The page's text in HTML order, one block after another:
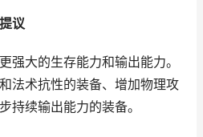
议
强大的生存能力和输出能力。
法术抗性的装备、增加物理攻
持续输出能力的装备。